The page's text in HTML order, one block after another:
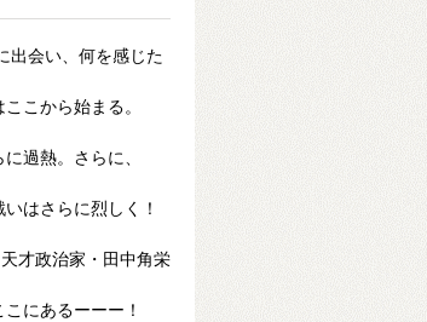
出会い、何を感じた
こから始まる。
過熱。さらに、
はさらに烈しく！
才政治家・田中角栄
にあるーーー！